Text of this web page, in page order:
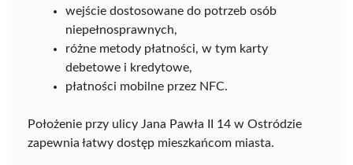
wejście dostosowane do potrzeb osób
niepełnosprawnych,
różne metody płatności, w tym karty
debetowe i kredytowe,
płatności mobilne przez NFC.
Położenie przy ulicy Jana Pawła II 14 w Ostródzie
zapewnia łatwy dostęp mieszkańcom miasta.